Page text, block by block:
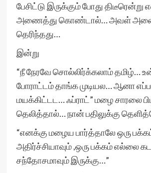
பேசிட்டு இருக்கும் போது
அணைத்து கொண்டால்… அவள்
தெரிந்தது…
இன்று
“நீ நேரவே சொல்லிர்க்கலாம் தமிழ்…
போராட்டம் தாங்க முடியல… ஆனா
மயக்கிட்டட… ஃப்ராட்” மழை சாரலை
தெலித்தால்… நான் பதிலுக்கு
“எனக்கு மழைய பார்த்தாலே ஒரு
அதிர்ச்சியாவும் ,ஒரு பக்கம் எல்லை
சந்தோசமாவும் இருக்கு…”